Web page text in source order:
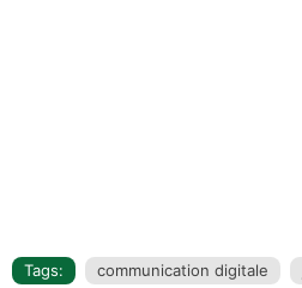
Tags: communication digitale